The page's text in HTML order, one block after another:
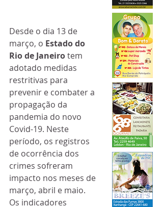
Desde o dia 13 de
março, o Estado do
Rio de Janeiro tem
adotado medidas
restritivas para
prevenir e combater a
propagação da
pandemia do novo
Covid-19. Neste
período, os registros
de ocorrência dos
crimes sofreram
impacto nos meses de
março, abril e maio.
Os indicadores